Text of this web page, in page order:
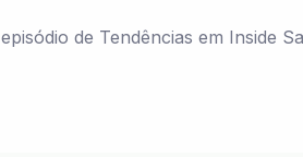
de Tendências em Inside